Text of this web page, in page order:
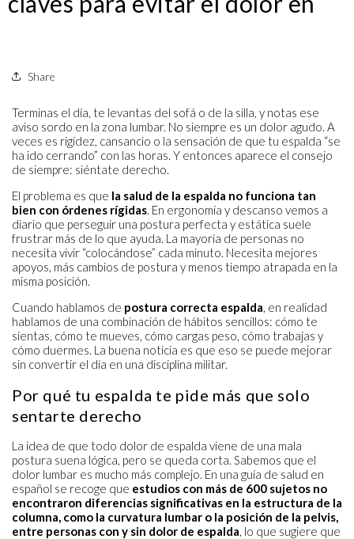
Share
Terminas el día, te levantas del sofá o de la silla, y notas ese
aviso sordo en la zona lumbar. No siempre es un dolor agudo. A
veces es rigidez, cansancio o la sensación de que tu espalda “se
ha ido cerrando” con las horas. Y entonces aparece el consejo
de siempre: siéntate derecho.
El problema es que la salud de la espalda no funciona tan
bien con órdenes rígidas. En ergonomía y descanso vemos a
diario que perseguir una postura perfecta y estática suele
frustrar más de lo que ayuda. La mayoría de personas no
necesita vivir “colocándose” cada minuto. Necesita mejores
apoyos, más cambios de postura y menos tiempo atrapada en la
misma posición.
Cuando hablamos de postura correcta espalda, en realidad
hablamos de una combinación de hábitos sencillos: cómo te
sientas, cómo te mueves, cómo cargas peso, cómo trabajas y
cómo duermes. La buena noticia es que eso se puede mejorar
sin convertir el día en una disciplina militar.
Por qué tu espalda te pide más que solo
sentarte derecho
La idea de que todo dolor de espalda viene de una mala
postura suena lógica, pero se queda corta. Sabemos que el
dolor lumbar es mucho más complejo. En una guía de salud en
español se recoge que estudios con más de 600 sujetos no
encontraron diferencias significativas en la estructura de la
columna, como la curvatura lumbar o la posición de la pelvis,
entre personas con y sin dolor de espalda, lo que sugiere que